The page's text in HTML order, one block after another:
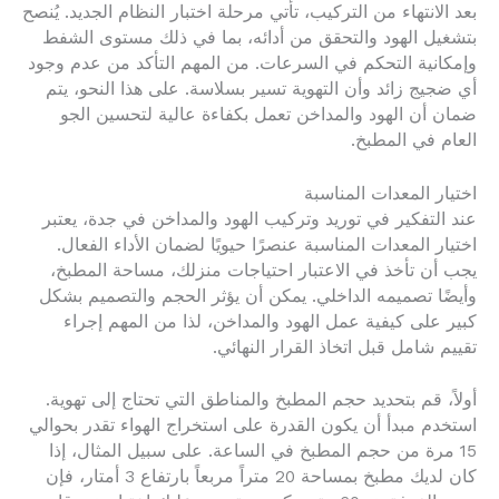
بعد الانتهاء من التركيب، تأتي مرحلة اختبار النظام الجديد. يُنصح
بتشغيل الهود والتحقق من أدائه، بما في ذلك مستوى الشفط
وإمكانية التحكم في السرعات. من المهم التأكد من عدم وجود
أي ضجيج زائد وأن التهوية تسير بسلاسة. على هذا النحو، يتم
ضمان أن الهود والمداخن تعمل بكفاءة عالية لتحسين الجو
العام في المطبخ.
اختيار المعدات المناسبة
عند التفكير في توريد وتركيب الهود والمداخن في جدة، يعتبر
اختيار المعدات المناسبة عنصرًا حيويًا لضمان الأداء الفعال.
يجب أن تأخذ في الاعتبار احتياجات منزلك، مساحة المطبخ،
وأيضًا تصميمه الداخلي. يمكن أن يؤثر الحجم والتصميم بشكل
كبير على كيفية عمل الهود والمداخن، لذا من المهم إجراء
تقييم شامل قبل اتخاذ القرار النهائي.
أولاً، قم بتحديد حجم المطبخ والمناطق التي تحتاج إلى تهوية.
استخدم مبدأ أن يكون القدرة على استخراج الهواء تقدر بحوالي
15 مرة من حجم المطبخ في الساعة. على سبيل المثال، إذا
كان لديك مطبخ بمساحة 20 متراً مربعاً بارتفاع 3 أمتار، فإن